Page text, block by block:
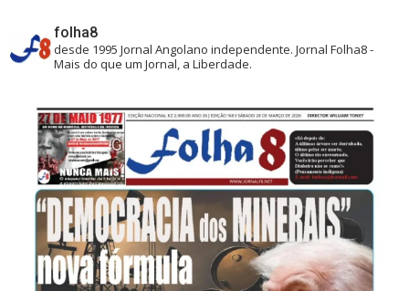
folha8
desde 1995 Jornal Angolano independente.Jornal Folha8 -
Mais do que um Jornal, a Liberdade.